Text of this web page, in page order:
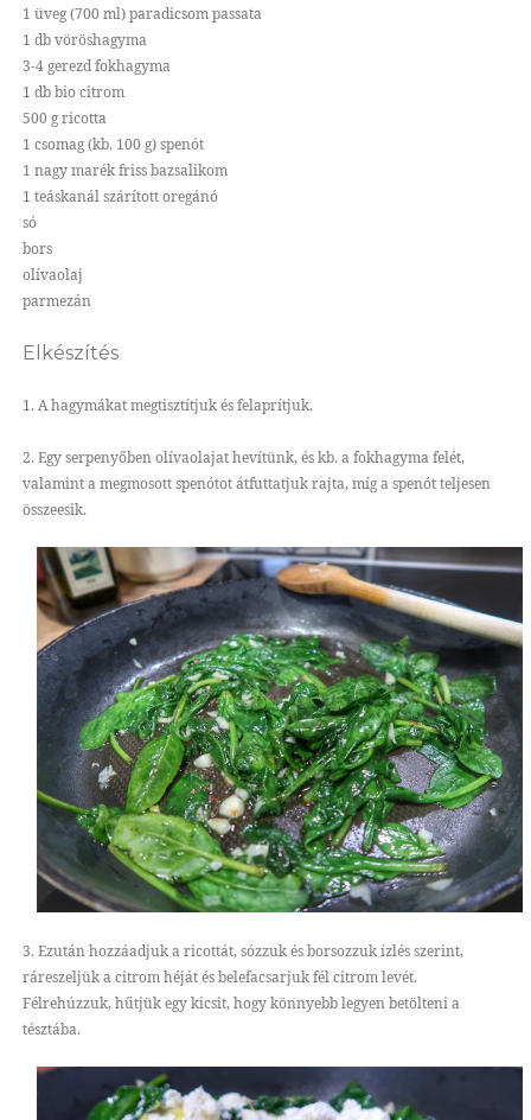
1 üveg (700 ml) paradicsom passata
1 db vöröshagyma
3-4 gerezd fokhagyma
1 db bio citrom
500 g ricotta
1 csomag (kb. 100 g) spenót
1 nagy marék friss bazsalikom
1 teáskanál szárított oregánó
só
bors
olívaolaj
parmezán
Elkészítés
1. A hagymákat megtisztítjuk és felaprítjuk.
2. Egy serpenyőben olívaolajat hevítünk, és kb. a fokhagyma felét,
valamint a megmosott spenótot átfuttatjuk rajta, míg a spenót teljesen
összeesik.
3. Ezután hozzáadjuk a ricottát, sózzuk és borsozzuk ízlés szerint,
ráreszeljük a citrom héját és belefacsarjuk fél citrom levét.
Félrehúzzuk, hűtjük egy kicsit, hogy könnyebb legyen betölteni a
tésztába.